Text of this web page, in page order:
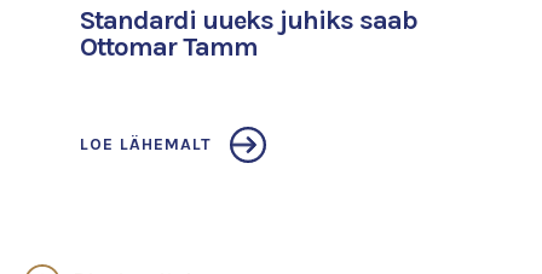
Standardi uueks juhiks saab
Ottomar Tamm
LOE LÄHEMALT